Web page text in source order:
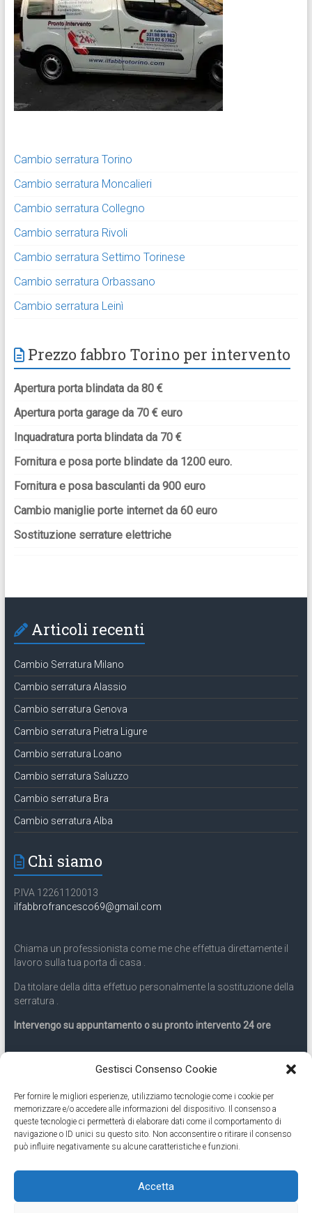
Gestisci Consenso Cookie
Per fornire le migliori esperienze, utilizziamo tecnologie come i cookie per
memorizzare e/o accedere alle informazioni del dispositivo. Il consenso a
queste tecnologie ci permetterà di elaborare dati come il comportamento di
navigazione o ID unici su questo sito. Non acconsentire o ritirare il consenso
può influire negativamente su alcune caratteristiche e funzioni.
Accetta
Cambio serratura Torino
Cambio serratura Moncalieri
Cambio serratura Collegno
Cambio serratura Rivoli
Cambio serratura Settimo Torinese
Cambio serratura Orbassano
Cambio serratura Leinì
Prezzo fabbro Torino per intervento
Apertura porta blindata da 80 €
Apertura porta garage da 70 € euro
Inquadratura porta blindata da 70 €
Fornitura e posa porte blindate da 1200 euro.
Fornitura e posa basculanti da 900 euro
Cambio maniglie porte internet da 60 euro
Sostituzione serrature elettriche
Articoli recenti
Cambio Serratura Milano
Cambio serratura Alassio
Cambio serratura Genova
Cambio serratura Pietra Ligure
Cambio serratura Loano
Cambio serratura Saluzzo
Cambio serratura Bra
Cambio serratura Alba
Chi siamo
P.IVA 12261120013
ilfabbrofrancesco69@gmail.com
Chiama un professionista come me che effettua direttamente il
lavoro sulla tua porta di casa .
Da titolare della ditta effettuo personalmente la sostituzione della
serratura .
Intervengo su appuntamento o su pronto intervento 24 ore
Servizio 24 ore
Cell331.9899963
Eseguiamo anche lavori di apertura porte pronto intervento 24
ore